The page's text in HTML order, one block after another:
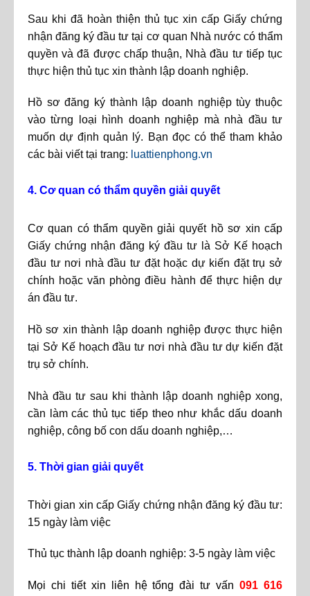
Sau khi đã hoàn thiện thủ tục xin cấp Giấy chứng
nhận đăng ký đầu tư tại cơ quan Nhà nước có thẩm
quyền và đã được chấp thuận, Nhà đầu tư tiếp tục
thực hiện thủ tục xin thành lập doanh nghiệp.
Hồ sơ đăng ký thành lập doanh nghiệp tùy thuộc
vào từng loại hình doanh nghiệp mà nhà đầu tư
muốn dự định quản lý. Bạn đọc có thể tham khảo
các bài viết tại trang: luattienphong.vn
4. Cơ quan có thẩm quyền giải quyết
Cơ quan có thẩm quyền giải quyết hồ sơ xin cấp
Giấy chứng nhận đăng ký đầu tư là Sở Kế hoạch
đầu tư nơi nhà đầu tư đặt hoặc dự kiến đặt trụ sở
chính hoặc văn phòng điều hành để thực hiện dự
án đầu tư.
Hồ sơ xin thành lập doanh nghiệp được thực hiện
tại Sở Kế hoạch đầu tư nơi nhà đầu tư dự kiến đặt
trụ sở chính.
Nhà đầu tư sau khi thành lập doanh nghiệp xong,
cần làm các thủ tục tiếp theo như khắc dấu doanh
nghiệp, công bố con dấu doanh nghiệp,…
5. Thời gian giải quyết
Thời gian xin cấp Giấy chứng nhận đăng ký đầu tư:
15 ngày làm việc
Thủ tục thành lập doanh nghiệp: 3-5 ngày làm việc
Mọi chi tiết xin liên hệ tổng đài tư vấn091 616